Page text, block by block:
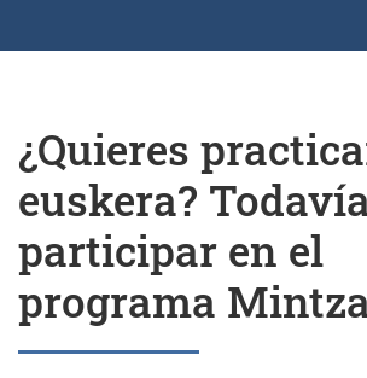
¿Quieres
euskera?
participar en el
programa